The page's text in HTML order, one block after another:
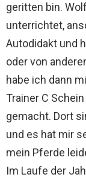
geritten bin.
unterrichtet,
Autodidakt und
oder von
habe ich dann
Trainer C
gemacht. Dort
und es hat mir
mein Pferde
Im Laufe der